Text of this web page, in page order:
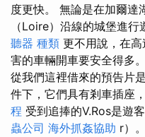
度更快。 無論是在加爾達
（Loire）沿線的城堡進行
聽器 種類 更不用說，在
害的車輛開車要安全得多。
從我們這裡借來的預告片
件下，它們具有剎車插座
程 受到追捧的V.Ros是遊
蟲公司 海外抓姦協助 r）。